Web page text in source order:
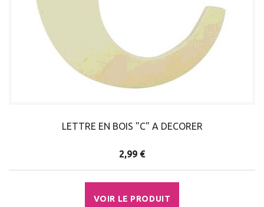
LETTRE EN BOIS "C" A DECORER
2,99 €
VOIR LE PRODUIT